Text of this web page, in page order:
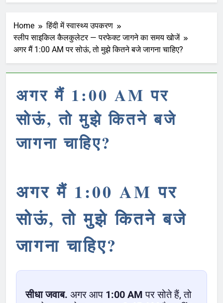
Home
हिंदी में स्वास्थ्य उपकरण
स्लीप साइकिल कैलकुलेटर — परफेक्ट जागने का समय खोजें
अगर मैं 1:00 AM पर सोऊं, तो मुझे कितने बजे जागना चाहिए?
अगर मैं 1:00 AM पर
सोऊं, तो मुझे कितने बजे
जागना चाहिए?
अगर मैं 1:00 AM पर
सोऊं, तो मुझे कितने बजे
जागना चाहिए?
सीधा जवाब. अगर आप 1:00 AM पर सोते हैं, तो